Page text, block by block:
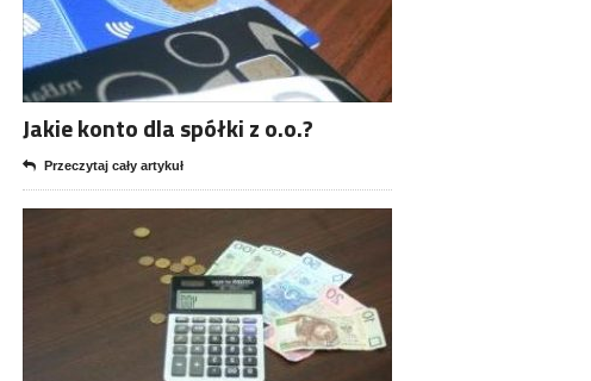
Jakie konto dla spółki z o.o.?
Przeczytaj cały artykuł